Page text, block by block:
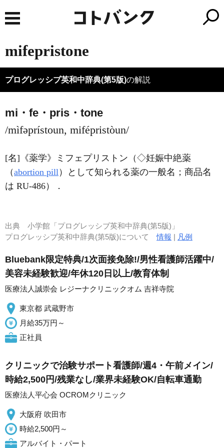
mifepristone
プログレッシブ英和中辞典(第5版)の解説
mi・fe・pris・tone
/mìfəprístoun, mifépristòun/
[名] 《薬学》
ミフェプリストン（◇妊娠中絶薬
（abortion pill）として知られる薬の一般名；商品名
は RU-486）
．
出典 小学館「プログレッシブ英和中辞典(第5版)」
プログレッシブ英和中辞典(第5版)について情報 | 凡例
Bluebank限定特典/1次面接免除!/男性看護師活躍中/
美容未経験歓迎/年休120日以上/教育体制
医療法人誠崇会 レジーナクリニックオム 吉祥寺院
東京都 武蔵野市
月給35万円～
正社員
クリニックで治験サポート看護師/週4・午前メイン/
時給2,500円/残業なし/業界未経験OK/自転車通勤
医療法人平心会 OCROMクリニック
大阪府 吹田市
時給2,500円～
アルバイト・パート